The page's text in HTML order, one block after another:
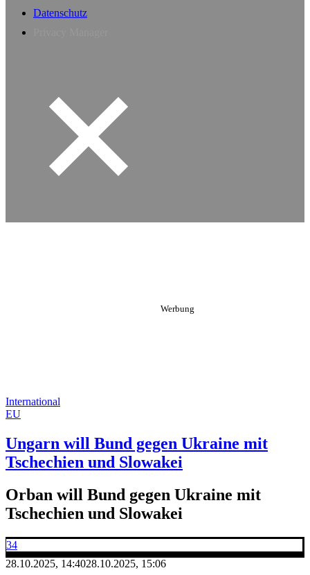
Datenschutz
International
EU
Ungarn will Bund gegen Ukraine mit
Tschechien und Slowakei
Orban will Bund gegen Ukraine mit
Tschechien und Slowakei
34
28.10.2025, 14:4028.10.2025, 15:06